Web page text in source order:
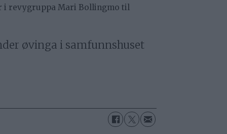
i revygruppa Mari Bollingmo til
øvinga i samfunnshuset